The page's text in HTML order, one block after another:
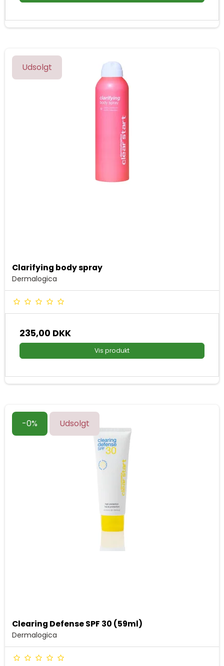
Udsolgt
Clarifying body spray
Dermalogica
235,00 DKK
Vis produkt
-0% Udsolgt
Clearing Defense SPF 30 (59ml)
Dermalogica